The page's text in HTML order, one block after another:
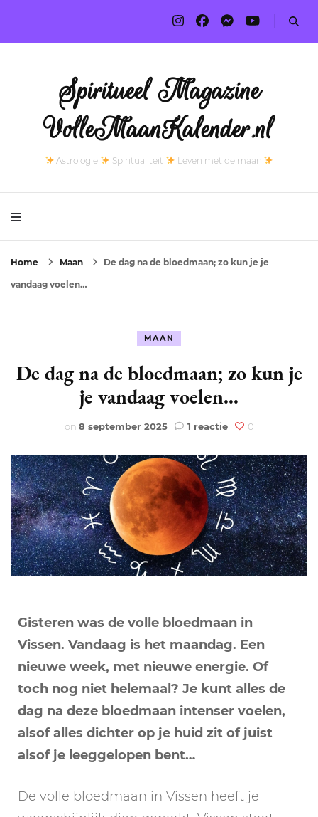
Spiritueel Magazine
VolleMaanKalender.nl
Astrologie Spiritualiteit Leven met de maan
Home Maan De dag na de bloedmaan; zo kun je je
vandaag voelen…
MAAN
De dag na de bloedmaan; zo kun je
je vandaag voelen…
on 8 september 2025 1 reactieop
dag
na
de
bloedmaan;
zo
kun
je
je
vandaag
0
Gisteren was de volle bloedmaan in
Vissen. Vandaag is het maandag. Een
nieuwe week, met nieuwe energie. Of
toch nog niet helemaal? Je kunt alles de
dag na deze bloedmaan intenser voelen,
alsof alles dichter op je huid zit of juist
alsof je leeggelopen bent…
De volle bloedmaan in Vissen heeft je